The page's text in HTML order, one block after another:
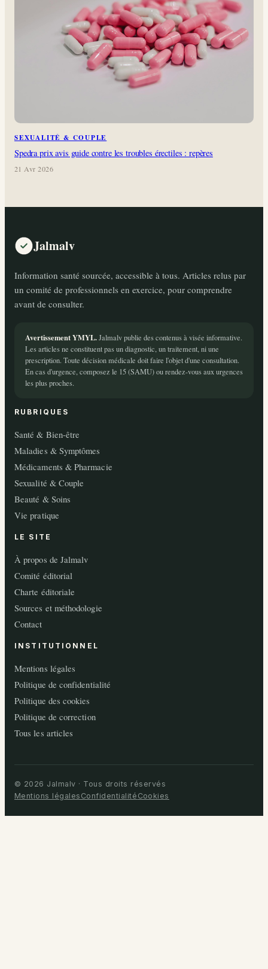
SEXUALITÉ & COUPLE
Spedra prix avis guide contre les troubles érectiles : repères
21 Avr 2026
Jalmalv
Information santé sourcée, accessible à tous. Articles relus par
un comité de professionnels en exercice, pour comprendre
avant de consulter.
Avertissement YMYL.Jalmalv publie des contenus à visée informative.
Les articles ne constituent pas un diagnostic, un traitement, ni une
prescription. Toute décision médicale doit faire l'objet d'une consultation.
En cas d'urgence, composez le 15 (SAMU) ou rendez-vous aux urgences
les plus proches.
RUBRIQUES
Santé & Bien-être
Maladies & Symptômes
Médicaments & Pharmacie
Sexualité & Couple
Beauté & Soins
Vie pratique
LE SITE
À propos de Jalmalv
Comité éditorial
Charte éditoriale
Sources et méthodologie
Contact
INSTITUTIONNEL
Mentions légales
Politique de confidentialité
Politique des cookies
Politique de correction
Tous les articles
© 2026 Jalmalv · Tous droits réservés
Mentions légales Confidentialité Cookies